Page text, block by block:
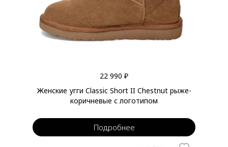
22 990 ₽
Женские угги Classic Short II Chestnut рыже-
коричневые с логотипом
Подробнее